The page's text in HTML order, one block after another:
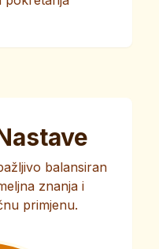
balansiran
znanja i
primjenu.